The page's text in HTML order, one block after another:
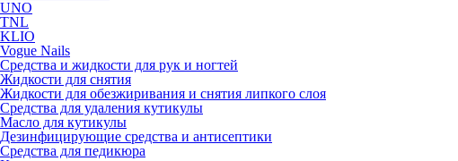
UNO
TNL
KLIO
Vogue Nails
Средства и жидкости для рук и ногтей
Жидкости для снятия
Жидкости для обезжиривания и снятия липкого слоя
Средства для удаления кутикулы
Масло для кутикулы
Дезинфицирующие средства и антисептики
Средства для педикюра